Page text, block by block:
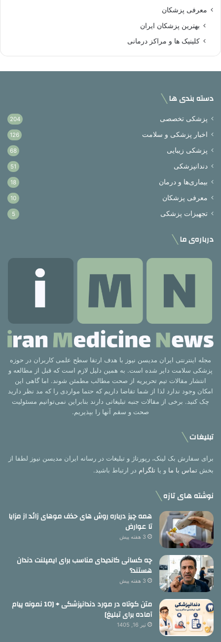
معرفی پزشکان
بهترین پزشکان ایران
کلینیک ها و مراکز درمانی
دسته بندی ها
پزشکی تخصصی 204
اخبار پزشکی و سلامت 126
پزشکی زیبایی 68
دندانپزشکی 51
بیماری‌ها و درمان 18
معرفی پزشکان 10
تجهیزات پزشکی 5
درباره‌ی ما
مجله اینترنتی ایران مدیسن نیوز با هدف ارتقا سطح علمی کاربران در حوزه
پزشکی سلامت دایر شده است. به همین دلیل لازم است که قبل از مطالعه و
انتشار مقالات تیم تحریریه از صحت مطالب مطمئن شوند. اما گاهی این
امکان وجود ندارد لذا از شما تقاضا داریم که حتما مواردی را که مد نظر دارید
چک کنید. برخی از مقالات جنبه تبلیغاتی دارند بنابراین نمی‌توانیم مسئولیت
صحت و سقم آنها را بپذیریم.
تبلیغات
برای سفارش بک لینک، رپورتاژ و تبلیغات در رسانه ایران مدیسن نیوز لطفا از
بخش تماس با ما و یا تلگرام در ارتباط باشید.
نوشته های تازه
همه چیز درباره روش های حذف موهای زائد از مزایا
تا عوارض
3 هفته پیش
چه کسانی کاندیدای مناسب برای ایمپلنت دندان
هستند؟
3 هفته پیش
متن کوتاه در مورد دندانپزشکی + [10 نمونه پیام
آماده برای تبلیغ]
تیر 16, 1405